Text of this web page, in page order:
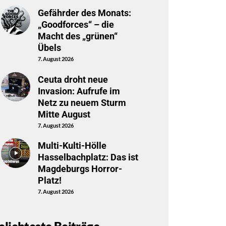
Gefährder des Monats:
„Goodforces“ – die
Macht des „grünen“
Übels
7. August 2026
Ceuta droht neue
Invasion: Aufrufe im
Netz zu neuem Sturm
Mitte August
7. August 2026
Multi-Kulti-Hölle
Hasselbachplatz: Das ist
Magdeburgs Horror-
Platz!
7. August 2026